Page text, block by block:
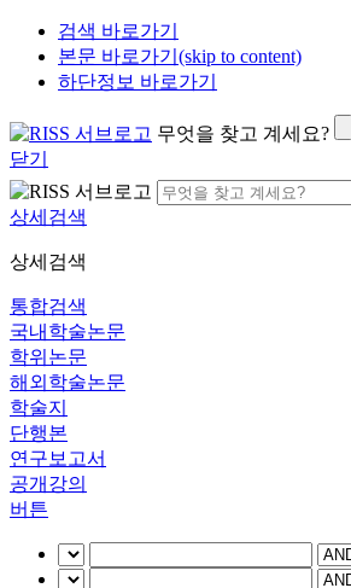
검색 바로가기
본문 바로가기(skip to content)
하단정보 바로가기
무엇을 찾고 계세요?
닫기
상세검색
상세검색
통합검색
국내학술논문
학위논문
해외학술논문
학술지
단행본
연구보고서
공개강의
버튼